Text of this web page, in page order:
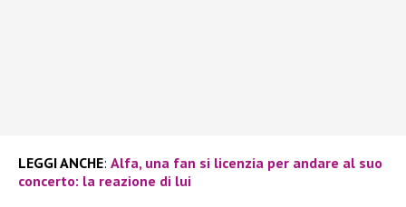
LEGGI ANCHE: Alfa, una fan si licenzia per andare al suo
concerto: la reazione di lui